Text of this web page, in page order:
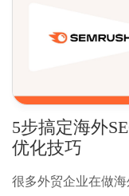
5步搞定海外
优化技巧
很多外贸企业在做